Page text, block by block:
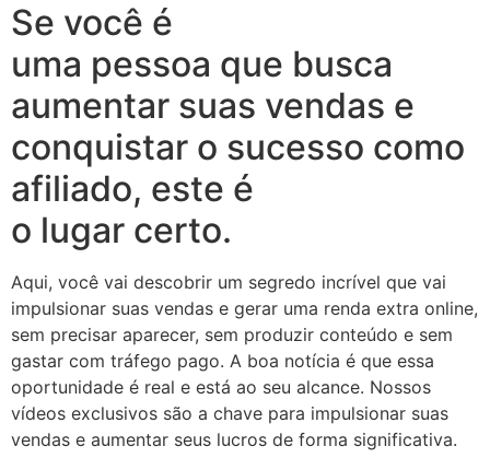
Se você é
uma pessoa que busca
aumentar suas vendas e
conquistar o sucesso como
afiliado, este é
o lugar certo.
Aqui, você vai descobrir um segredo incrível que vai
impulsionar suas vendas e gerar uma renda extra online,
sem precisar aparecer, sem produzir conteúdo e sem
gastar com tráfego pago. A boa notícia é que essa
oportunidade é real e está ao seu alcance. Nossos
vídeos exclusivos são a chave para impulsionar suas
vendas e aumentar seus lucros de forma significativa.